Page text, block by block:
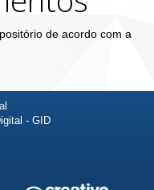
de acordo com a
- GID